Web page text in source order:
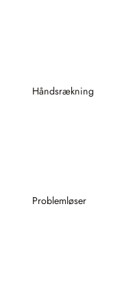
Håndsrækning
Problemløser